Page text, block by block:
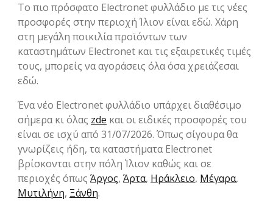
Το πιο πρόσφατο Electronet φυλλάδιο με τις νέες
προσφορές στην περιοχή Ίλιον είναι εδώ. Χάρη
στη μεγάλη ποικιλία προϊόντων των
καταστημάτων Electronet και τις εξαιρετικές τιμές
τους, μπορείς να αγοράσεις όλα όσα χρειάζεσαι
εδώ.
Ένα νέο Electronet φυλλάδιο υπάρχει διαθέσιμο
σήμερα κι όλας zde και οι ειδικές προσφορές του
είναι σε ισχύ από 31/07/2026. Όπως σίγουρα θα
γνωρίζεις ήδη, τα καταστήματα Electronet
βρίσκονται στην πόλη Ίλιον καθώς και σε
περιοχές όπως Άργος, Άρτα, Ηράκλειο, Μέγαρα,
Μυτιλήνη, Ξάνθη.